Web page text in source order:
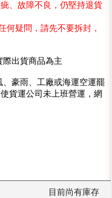
、故障不良，仍堅持退貨
疑問，請先不要拆封，
出貨商品為主
豪雨、工廠或海運空運罷
貨運公司未上班營運，網
目前尚有庫存